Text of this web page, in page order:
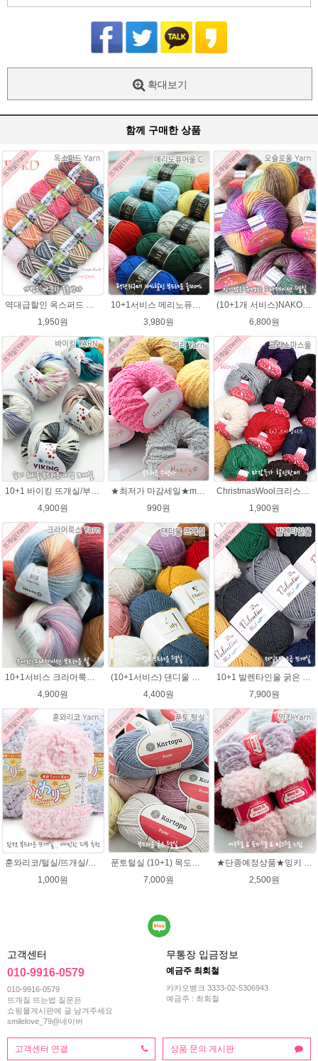
확대보기
함께 구매한 상품
역대급할인 옥스퍼드 나염뜨개실 털실
1,950원
10+1서비스 메리노퓨어울 C 손뜨개질 털실 뜨개실 블랭킷뜨기실
3,980원
(10+1개 서비스)NAKO 오슬로울 그라데이션 털실 Oslo wool 뜨개실 나코오슬로울실
6,800원
10+1 바이킹 뜨개실/부드러운 나염 아기털실 목도리실 Viking Yarn
4,900원
★최저가 마감세일★merry메리/털실/수면뜨개실/뜨개질실/손뜨개실/목도리털실
990원
ChristmasWool크리스마스울 털실 손뜨개 뜨개질 뜨개실
1,900원
4,900원
4,400원
7,900원
훈와리코/털실/뜨개실/뜨개질실/손뜨개실/목도리털실/뜨게실/뜨게질/손뜨개질실
1,000원
푼토털실 (10+1) 목도리 푼토뜨개실 부드러운실
7,000원
★단종예정상품★밍키 뜨개실/ 여우실/토끼실/밍키실/페이크퍼 얀
2,500원
고객센터
010-9916-0579
010-9916-0579
뜨개질 뜨는법 질문은
쇼핑몰게시판에 글 남겨주세요
smilelove_79@네이버
무통장 입금정보
예금주 최회철
카카오뱅크 3333-02-5306943
예금주 : 최회철
고객센터 연결 상품 문의 게시판